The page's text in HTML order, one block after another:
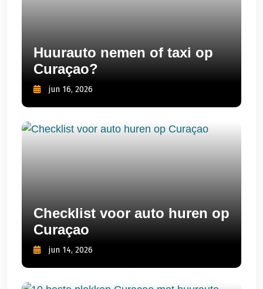
Huurauto nemen of taxi op
Curaçao?
jun 16, 2026
Checklist voor auto huren op
Curaçao
jun 14, 2026